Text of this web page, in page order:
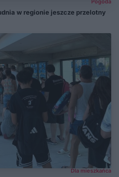
Pogoda
w regionie jeszcze przelotny
Dla mieszkańca